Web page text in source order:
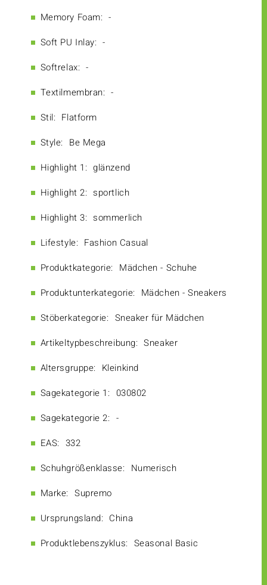
Memory Foam: -
Soft PU Inlay: -
Softrelax: -
Textilmembran: -
Stil: Flatform
Style: Be Mega
Highlight 1: glänzend
Highlight 2: sportlich
Highlight 3: sommerlich
Lifestyle: Fashion Casual
Produktkategorie: Mädchen - Schuhe
Produktunterkategorie: Mädchen - Sneakers
Stöberkategorie: Sneaker für Mädchen
Artikeltypbeschreibung: Sneaker
Altersgruppe: Kleinkind
Sagekategorie 1: 030802
Sagekategorie 2: -
EAS: 332
Schuhgrößenklasse: Numerisch
Marke: Supremo
Ursprungsland: China
Produktlebenszyklus: Seasonal Basic